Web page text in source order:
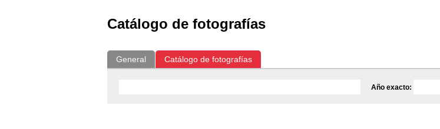
Catálogo de fotografías
General Catálogo de fotografías
Año exacto: